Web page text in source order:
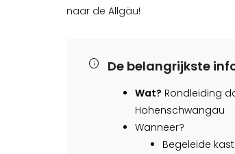
naar de Allgäu!
De belangrijkste
Wat? Rondleiding
Hohenschwangau
Wanneer?
Begeleide